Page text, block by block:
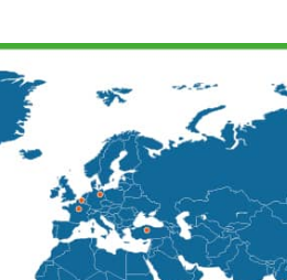
2020